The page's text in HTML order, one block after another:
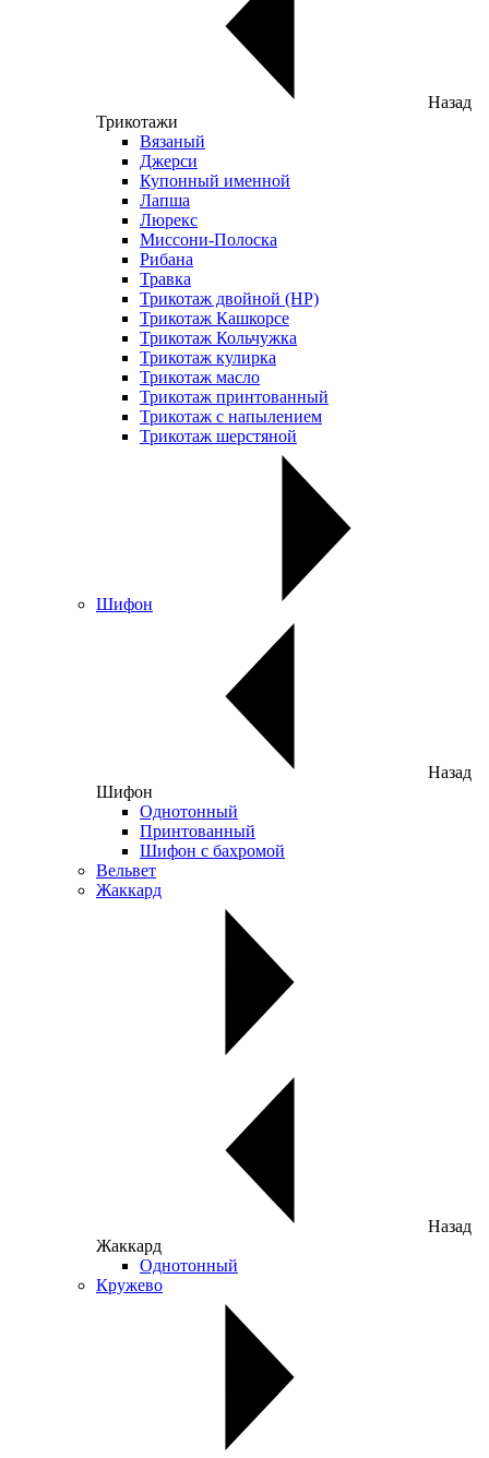
Назад
Трикотажи
Вязаный
Джерси
Купонный именной
Лапша
Люрекс
Миссони-Полоска
Рибана
Травка
Трикотаж двойной (НР)
Трикотаж Кашкорсе
Трикотаж Кольчужка
Трикотаж кулирка
Трикотаж масло
Трикотаж принтованный
Трикотаж с напылением
Трикотаж шерстяной
Шифон
Назад
Шифон
Однотонный
Принтованный
Шифон с бахромой
Вельвет
Жаккард
Назад
Жаккард
Однотонный
Кружево